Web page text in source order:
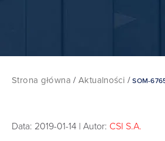
Strona główna / Aktualności /SOM-
Data: 2019-01-14 | Autor: CSI S.A.